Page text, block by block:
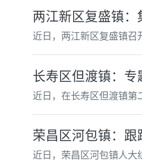
两江新区复盛镇
近日，两江新区复盛镇召
长寿区但渡镇：
近日，在长寿区但渡镇
荣昌区河包镇：
近日，荣昌区河包镇人大